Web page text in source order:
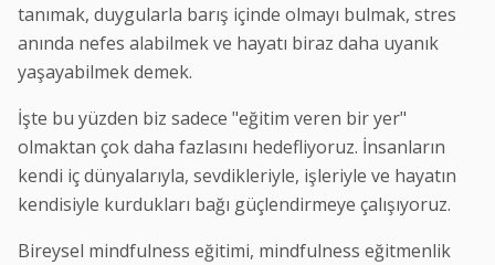
tanımak, duygularla barış içinde olmayı bulmak, stres
anında nefes alabilmek ve hayatı biraz daha uyanık
yaşayabilmek demek.
İşte bu yüzden biz sadece "eğitim veren bir yer"
olmaktan çok daha fazlasını hedefliyoruz. İnsanların
kendi iç dünyalarıyla, sevdikleriyle, işleriyle ve hayatın
kendisiyle kurdukları bağı güçlendirmeye çalışıyoruz.
Bireysel mindfulness eğitimi, mindfulness eğitmenlik